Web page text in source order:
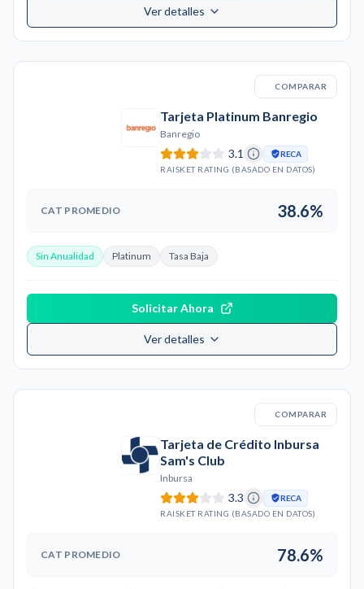
Ver detalles
COMPARAR
Tarjeta Platinum Banregio
Banregio
3.1
RECA
RAISKET RATING (BASADO EN DATOS)
CAT PROMEDIO 38.6%
Sin Anualidad Platinum Tasa Baja
Solicitar Ahora
Ver detalles
COMPARAR
Tarjeta de Crédito Inbursa
Sam's Club
Inbursa
3.3
RECA
RAISKET RATING (BASADO EN DATOS)
CAT PROMEDIO 78.6%